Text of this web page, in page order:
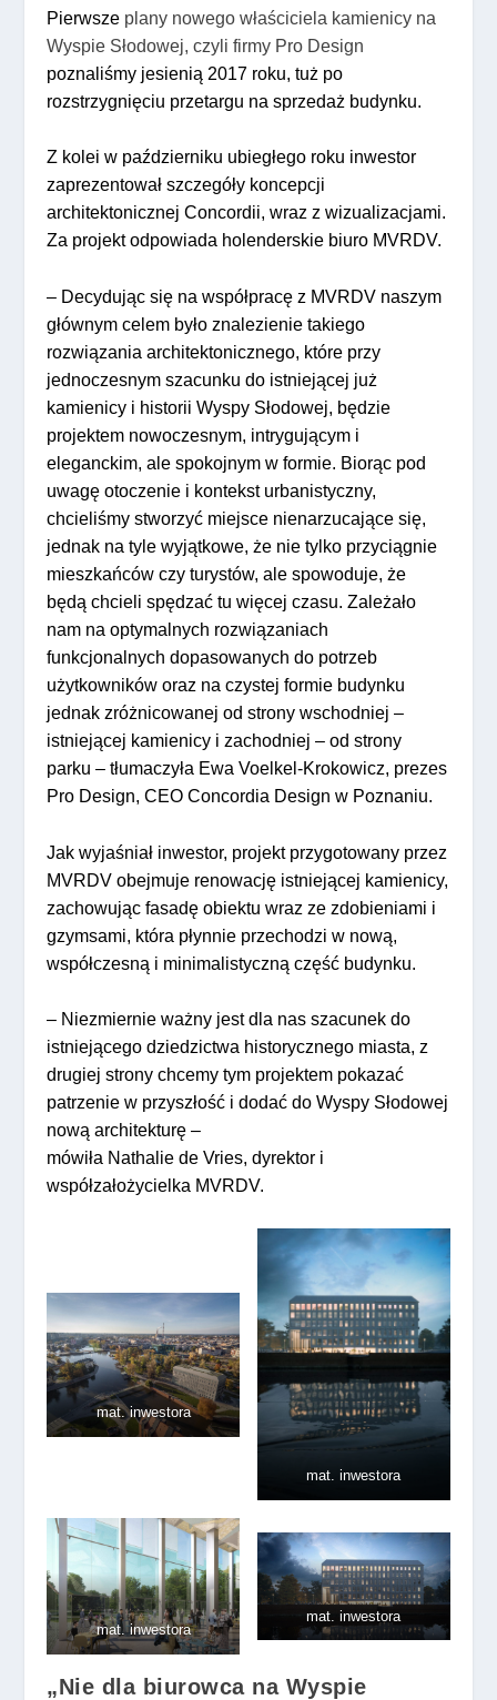
Pierwsze plany nowego właściciela kamienicy na
Wyspie Słodowej, czyli firmy Pro Design
poznaliśmy jesienią 2017 roku, tuż po
rozstrzygnięciu przetargu na sprzedaż budynku.
Z kolei w październiku ubiegłego roku inwestor
zaprezentował szczegóły koncepcji
architektonicznej Concordii, wraz z wizualizacjami.
Za projekt odpowiada holenderskie biuro MVRDV.
– Decydując się na współpracę z MVRDV naszym
głównym celem było znalezienie takiego
rozwiązania architektonicznego, które przy
jednoczesnym szacunku do istniejącej już
kamienicy i historii Wyspy Słodowej, będzie
projektem nowoczesnym, intrygującym i
eleganckim, ale spokojnym w formie. Biorąc pod
uwagę otoczenie i kontekst urbanistyczny,
chcieliśmy stworzyć miejsce nienarzucające się,
jednak na tyle wyjątkowe, że nie tylko przyciągnie
mieszkańców czy turystów, ale spowoduje, że
będą chcieli spędzać tu więcej czasu. Zależało
nam na optymalnych rozwiązaniach
funkcjonalnych dopasowanych do potrzeb
użytkowników oraz na czystej formie budynku
jednak zróżnicowanej od strony wschodniej –
istniejącej kamienicy i zachodniej – od strony
parku – tłumaczyła Ewa Voelkel-Krokowicz, prezes
Pro Design, CEO Concordia Design w Poznaniu.
Jak wyjaśniał inwestor, projekt przygotowany przez
MVRDV obejmuje renowację istniejącej kamienicy,
zachowując fasadę obiektu wraz ze zdobieniami i
gzymsami, która płynnie przechodzi w nową,
współczesną i minimalistyczną część budynku.
– Niezmiernie ważny jest dla nas szacunek do
istniejącego dziedzictwa historycznego miasta, z
drugiej strony chcemy tym projektem pokazać
patrzenie w przyszłość i dodać do Wyspy Słodowej
nową architekturę –
mówiła Nathalie de Vries, dyrektor i
współzałożycielka MVRDV.
mat. inwestora
mat. inwestora
mat. inwestora
mat. inwestora
„Nie dla biurowca na Wyspie